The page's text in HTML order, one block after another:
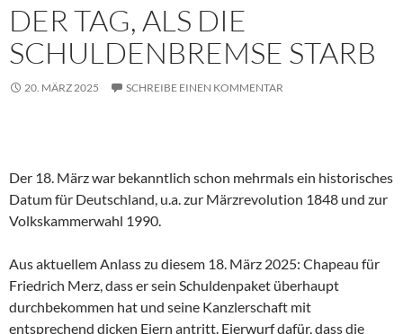
DER TAG, ALS DIE
SCHULDENBREMSE STARB
20. MÄRZ 2025 SCHREIBE EINEN KOMMENTAR
Der 18. März war bekanntlich schon mehrmals ein historisches
Datum für Deutschland, u.a. zur Märzrevolution 1848 und zur
Volkskammerwahl 1990.
Aus aktuellem Anlass zu diesem 18. März 2025: Chapeau für
Friedrich Merz, dass er sein Schuldenpaket überhaupt
durchbekommen hat und seine Kanzlerschaft mit
entsprechend dicken Eiern antritt. Eierwurf dafür, dass die